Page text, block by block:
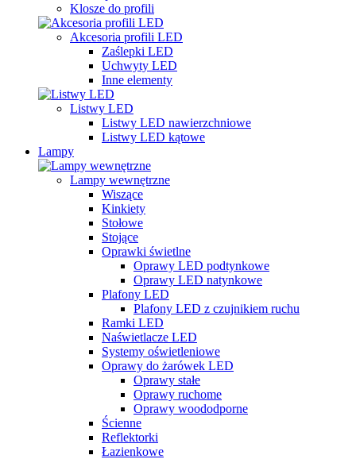
Klosze do profili
Akcesoria profili LED
Zaślepki LED
Uchwyty LED
Inne elementy
Listwy LED
Listwy LED nawierzchniowe
Listwy LED kątowe
Lampy
Lampy wewnętrzne
Wiszące
Kinkiety
Stołowe
Stojące
Oprawki świetlne
Oprawy LED podtynkowe
Oprawy LED natynkowe
Plafony LED
Plafony LED z czujnikiem ruchu
Ramki LED
Naświetlacze LED
Systemy oświetleniowe
Oprawy do żarówek LED
Oprawy stałe
Oprawy ruchome
Oprawy woododporne
Ścienne
Reflektorki
Łazienkowe